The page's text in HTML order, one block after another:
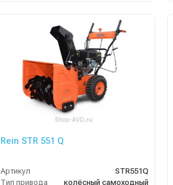
Rein STR 551 Q
Артикул
STR551Q
Тип привода
колёсный самоходный